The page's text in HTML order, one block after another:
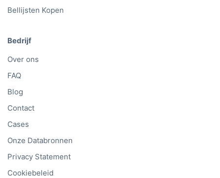
Bellijsten Kopen
Bedrijf
Over ons
FAQ
Blog
Contact
Cases
Onze Databronnen
Privacy Statement
Cookiebeleid